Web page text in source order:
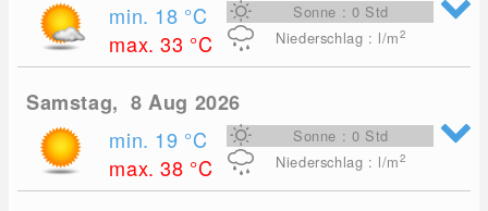
min. 18 °C
max. 33 °C
Sonne : 0 Std
Niederschlag : l/m2
Samstag, 8 Aug 2026
min. 19 °C
max. 38 °C
Sonne : 0 Std
Niederschlag : l/m2